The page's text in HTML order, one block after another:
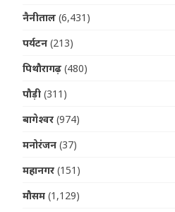
नैनीताल (6,431)
पर्यटन (213)
पिथौरागढ़ (480)
पौड़ी (311)
बागेश्वर (974)
मनोरंजन (37)
महानगर (151)
मौसम (1,129)